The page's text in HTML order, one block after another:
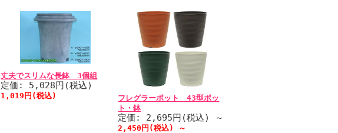
丈夫でスリムな長鉢 3個組
定価: 5,028円(税込)
1,019円(税込)
フレグラーポット 43型ポッ
ト・鉢
定価: 2,695円(税込) ～
2,450円(税込) ～